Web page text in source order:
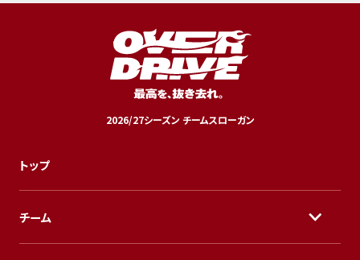
2026/27シーズン チームスローガン
トップ
チーム